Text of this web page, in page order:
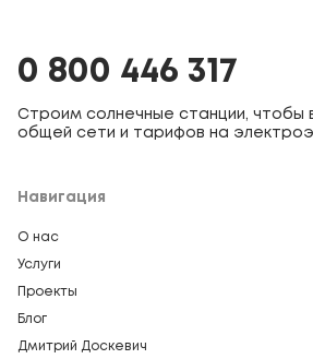
0 800 446 317
Строим солнечные станции, чтобы
общей сети и тарифов на
Навигация
О нас
Услуги
Проекты
Блог
Дмитрий Доскевич